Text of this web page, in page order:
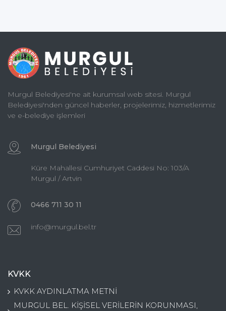
Murgul Belediyesi'ne ait kurumsal web sitesi. Murgul
Belediyesi'nden güncel haberler, projelerimiz, hizmetlerimiz
ve e-belediye işlemleri
Murgul Belediyesi
Küre Mahallesi Cumhuriyet Caddesi No: 103/A
Murgul / Artvin
0466 711 30 11
info@murgul.bel.tr
KVKK
KVKK AYDINLATMA METNİ
MURGUL BEL. KİŞİSEL VERİLERİN KORUNMASI,